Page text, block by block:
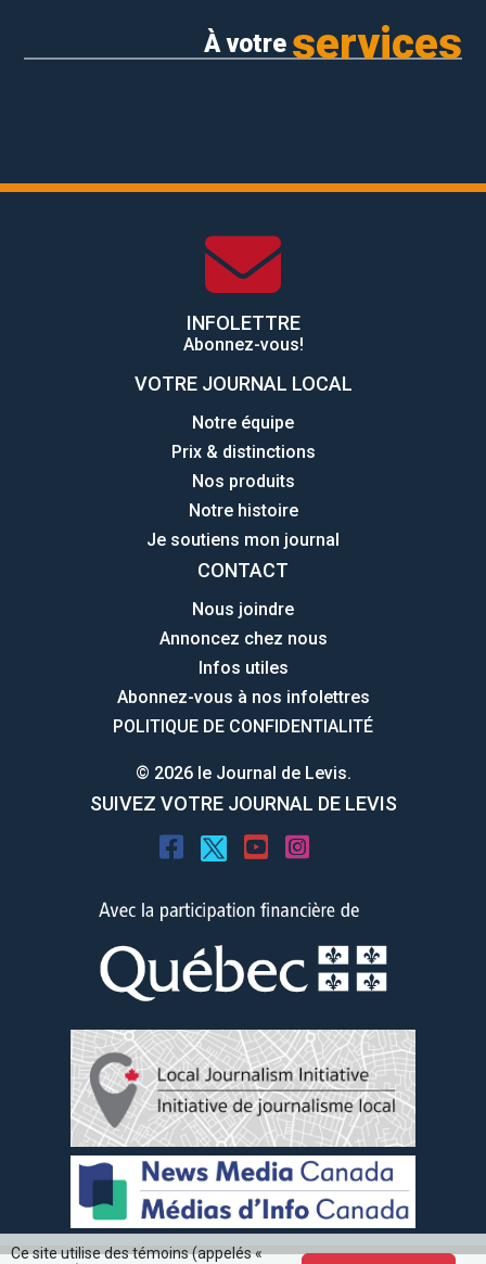
À votreservices
INFOLETTRE
Abonnez-vous!
VOTRE JOURNAL LOCAL
Notre équipe
Prix & distinctions
Nos produits
Notre histoire
Je soutiens mon journal
CONTACT
Nous joindre
Annoncez chez nous
Infos utiles
Abonnez-vous à nos infolettres
POLITIQUE DE CONFIDENTIALITÉ
© 2026 le Journal de Levis.
SUIVEZ VOTRE JOURNAL DE LEVIS
Ce site utilise des témoins (appelés «